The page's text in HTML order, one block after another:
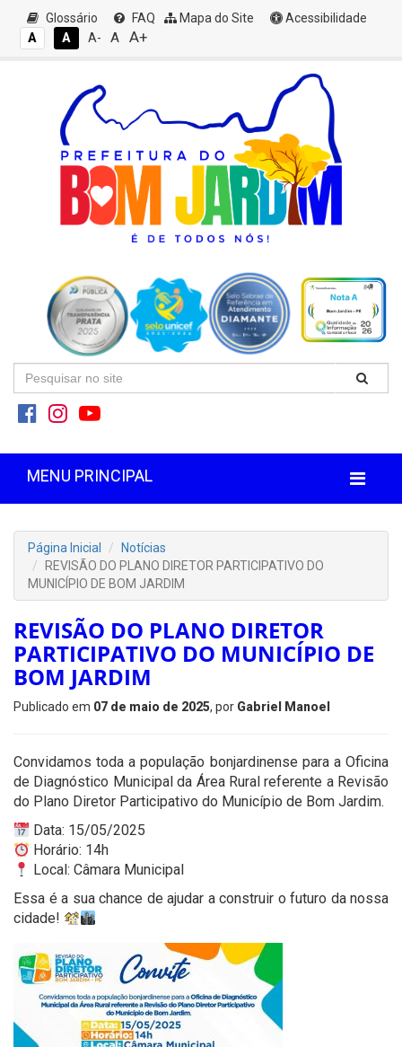
Glossário FAQ Mapa do Site
Acessibilidade
A
A A- A A+
MENU PRINCIPAL
Página Inicial
Notícias
REVISÃO DO PLANO DIRETOR PARTICIPATIVO DO
MUNICÍPIO DE BOM JARDIM
REVISÃO DO PLANO DIRETOR
PARTICIPATIVO DO MUNICÍPIO DE
BOM JARDIM
Publicado em 07 de maio de 2025, por Gabriel Manoel
Convidamos toda a população bonjardinense para a Oficina
de Diagnóstico Municipal da Área Rural referente a Revisão
do Plano Diretor Participativo do Município de Bom Jardim.
Data: 15/05/2025
Horário: 14h
Local: Câmara Municipal
Essa é a sua chance de ajudar a construir o futuro da nossa
cidade!